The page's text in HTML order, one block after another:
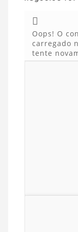
Oops! O
carregado
tente